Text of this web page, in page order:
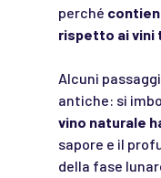
perché
rispetto ai vini
Alcuni
antiche: si
vino naturale
sapore e il
della fase